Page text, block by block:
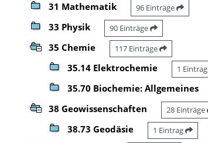
31 Mathematik 96 Einträge
33 Physik 90 Einträge
35 Chemie 117 Einträge
35.14 Elektrochemie 1 Eintrag
35.70 Biochemie: Allgemeines
38 Geowissenschaften 28 Einträge
38.73 Geodäsie 1 Eintrag